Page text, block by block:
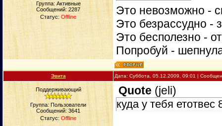
Группа: Активные
Сообщений: 2287
Статус: Offline
Это невозможно -
Это безрассудно -
Это бесполезно -
Попробуй -
Эвита Дата: Суббота, 05.12.2009, 09:01 |
Поддерживающий
Группа: Пользователи
Сообщений: 3641
Статус: Offline
Quote (jeli)
куда у тебя етотвес